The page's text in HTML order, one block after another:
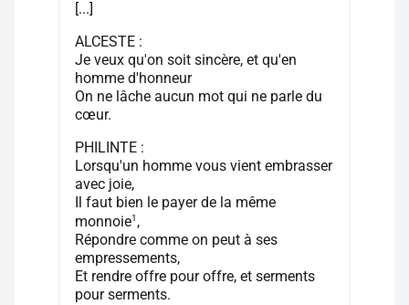
[...]
ALCESTE :
Je veux qu'on soit sincère, et qu'en
homme d'honneur
On ne lâche aucun mot qui ne parle du
cœur.
PHILINTE :
Lorsqu'un homme vous vient embrasser
avec joie,
Il faut bien le payer de la même
monnoie1 ,
Répondre comme on peut à ses
empressements,
Et rendre offre pour offre, et serments
pour serments.